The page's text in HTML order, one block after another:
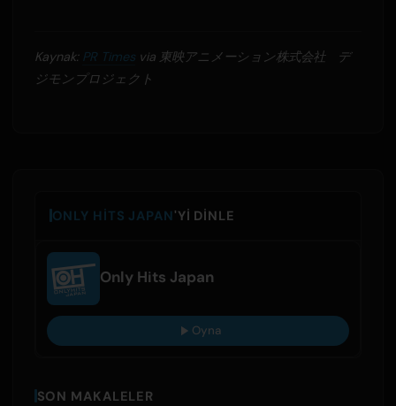
Kaynak: PR Timesvia 東映アニメーション株式会社 デ
ジモンプロジェクト
ONLY HITS JAPAN'YI DINLE
Only Hits Japan
Oyna
SON MAKALELER